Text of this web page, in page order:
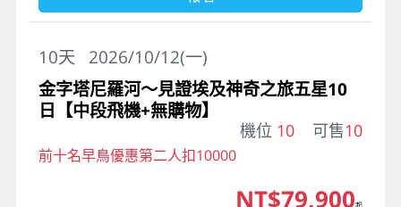
2026/10/12(一)
10天
金字塔尼羅河～見證埃及神奇之旅五星10
日【中段飛機+無購物】
機位 10 可售10
前十名早鳥優惠第二人扣10000
NT$79,900起